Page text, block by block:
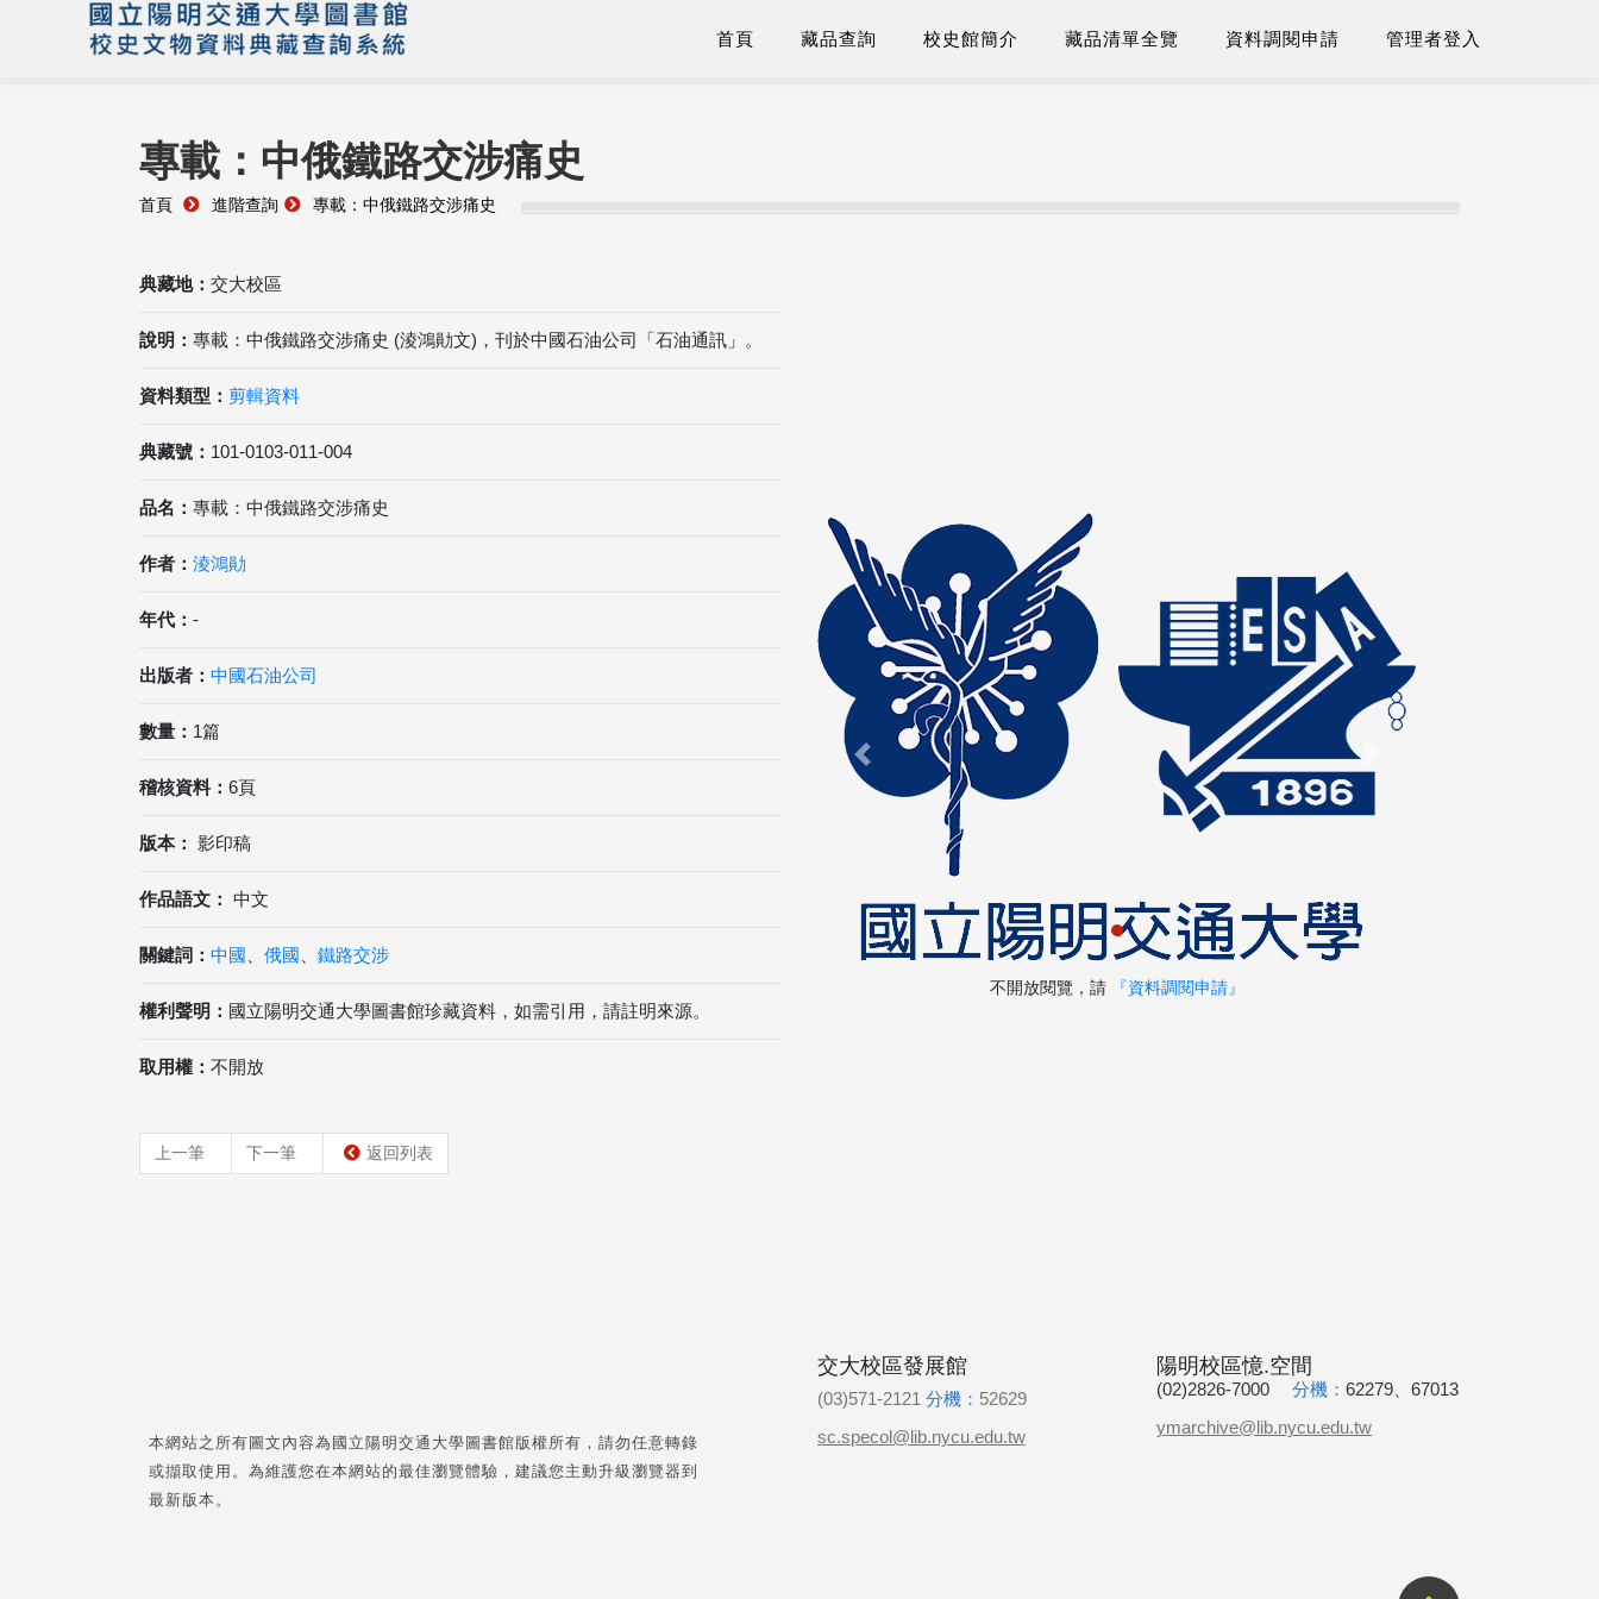
首頁 藏品查詢 校史館簡介 藏品清單全覽 資料調閱申請 管理者登入
專載：中俄鐵路交涉痛史
首頁 進階查詢 專載：中俄鐵路交涉痛史
典藏地： 交大校區
說明： 專載：中俄鐵路交涉痛史 (淩鴻勛文)，刊於中國石油公司「石油通訊」。
資料類型： 剪輯資料
典藏號： 101-0103-011-004
品名： 專載：中俄鐵路交涉痛史
作者： 淩鴻勛
年代： -
出版者： 中國石油公司
數量： 1篇
稽核資料： 6頁
版本： 影印稿
作品語文： 中文
關鍵詞： 中國 俄國 鐵路交涉
權利聲明： 國立陽明交通大學圖書館珍藏資料，如需引用，請註明來源。
取用權： 不開放
上一筆 下一筆 返回列表
Previous
不開放閱覽，請 『資料調閱申請』
本網站之所有圖文內容為國立陽明交通大學圖書館版權所有，請勿任意轉錄
或擷取使用。為維護您在本網站的最佳瀏覽體驗，建議您主動升級瀏覽器到
最新版本。
交大校區發展館
(03)571-2121 分機： 52629
sc.specol@lib.nycu.edu.tw
陽明校區憶.空間
(02)2826-7000 分機： 62279、67013
ymarchive@lib.nycu.edu.tw